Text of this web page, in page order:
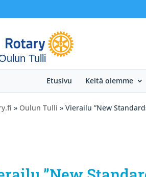
Tulli
Etusivu Keitä olemme
» Oulun Tulli » Vierailu ”New